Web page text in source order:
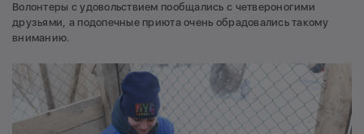
Волонтеры с удовольствием пообщались с четвероногими
друзьями, а подопечные приюта очень обрадовались такому
вниманию.